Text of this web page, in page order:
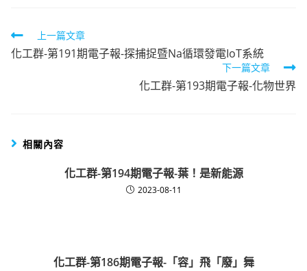
Read
more
上一篇文章
化工群-第191期電子報-探捕捉暨Na循環發電IoT系統
下一篇文章
化工群-第193期電子報-化物世界
相關內容
化工群-第194期電子報-葉！是新能源
2023-08-11
化工群-第186期電子報-「容」飛「廢」舞